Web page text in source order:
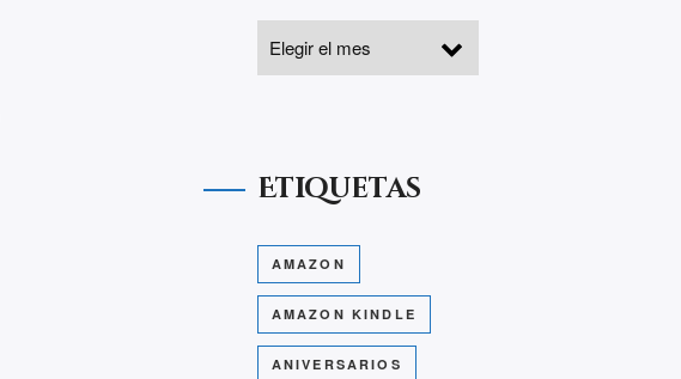
Etiquetas
AMAZON
AMAZON KINDLE
ANIVERSARIOS